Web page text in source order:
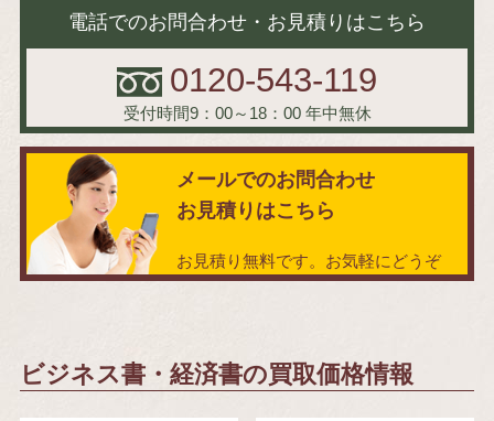
電話でのお問合わせ・お見積りはこちら
0120-543-119
受付時間9：00～18：00 年中無休
メールでのお問合わせ
お見積りはこちら
お見積り無料です。お気軽にどうぞ
ビジネス書・経済書の買取価格情報